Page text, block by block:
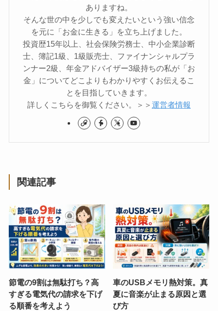
ありますね。
そんな世の中を少しでも変えたいという強い信念
を元に「お金に生きる」を立ち上げました。
投資歴15年以上、社会保険労務士、中小企業診断
士、簿記1級、1級販売士、ファイナンシャルプラ
ンナー2級、年金アドバイザー3級持ちの私が「お
金」についてどこよりもわかりやすくお伝えるこ
とを目指していきます。
詳しくこちらを御覧ください。＞＞ 運営者情報
関連記事
節電の9割は無駄打ち？高
すぎる電気代の請求を下げ
る順番を考えよう
車のUSBメモリ熱対策。真
夏に音楽が止まる原因と選
び方